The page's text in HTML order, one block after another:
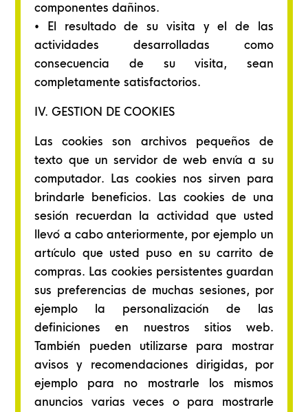
componentes dañinos.
• El resultado de su visita y el de las
actividades desarrolladas como
consecuencia de su visita, sean
completamente satisfactorios.
IV. GESTION DE COOKIES
Las cookies son archivos pequeños de
texto que un servidor de web envía a su
computador. Las cookies nos sirven para
brindarle beneficios. Las cookies de una
sesión recuerdan la actividad que usted
llevó a cabo anteriormente, por ejemplo un
artículo que usted puso en su carrito de
compras. Las cookies persistentes guardan
sus preferencias de muchas sesiones, por
ejemplo la personalización de las
definiciones en nuestros sitios web.
También pueden utilizarse para mostrar
avisos y recomendaciones dirigidas, por
ejemplo para no mostrarle los mismos
anuncios varias veces o para mostrarle